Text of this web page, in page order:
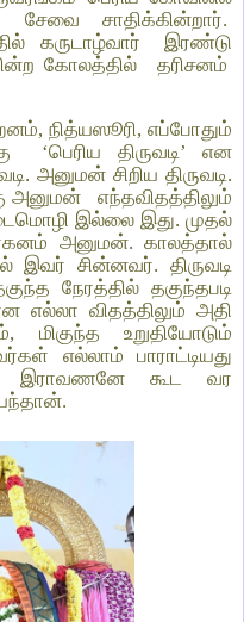
சேவை சாதிக்கின்றார்.
கருடாழ்வார் இரண்டு
கோலத்தில் தரிசனம்
நித்யஸூரி, எப்போதும்
‘பெரிய திருவடி’ என
அனுமன் சிறிய திருவடி.
அனுமன் எந்தவிதத்திலும்
இல்லை இது. முதல்
அனுமன். காலத்தால்
இவர் சின்னவர். திருவடி
நேரத்தில் தகுந்தபடி
எல்லா விதத்திலும் அதி
மிகுந்த உறுதியோடும்
எல்லாம் பாராட்டியது
இராவணனே கூட வர